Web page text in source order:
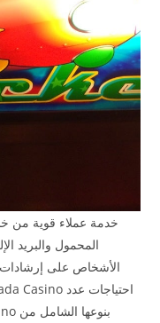
المحمول والبريد
الأشخاص على إرشادات